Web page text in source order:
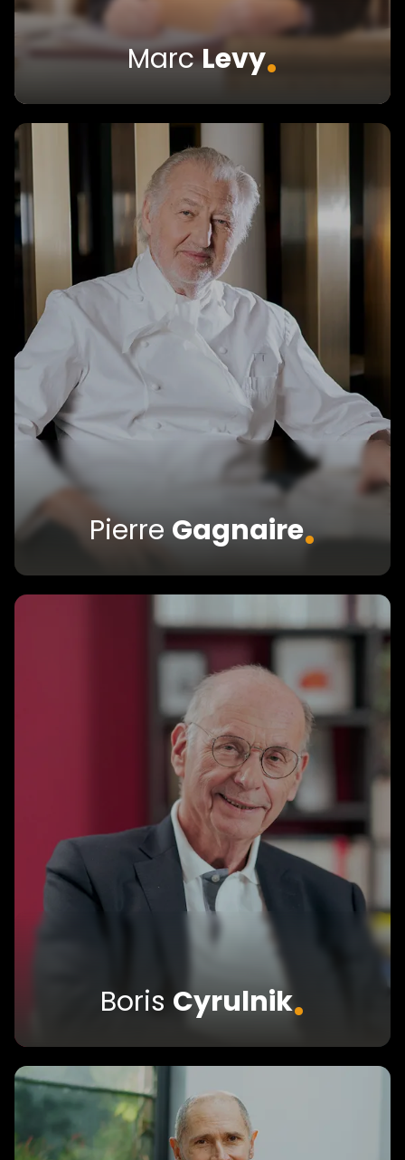
MarcLevy.
Pierre Gagnaire.
Boris Cyrulnik.